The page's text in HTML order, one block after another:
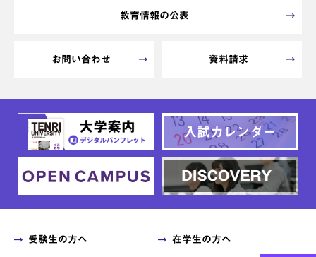
教育情報の公表
お問い合わせ 資料請求
受験生の方へ 在学生の方へ